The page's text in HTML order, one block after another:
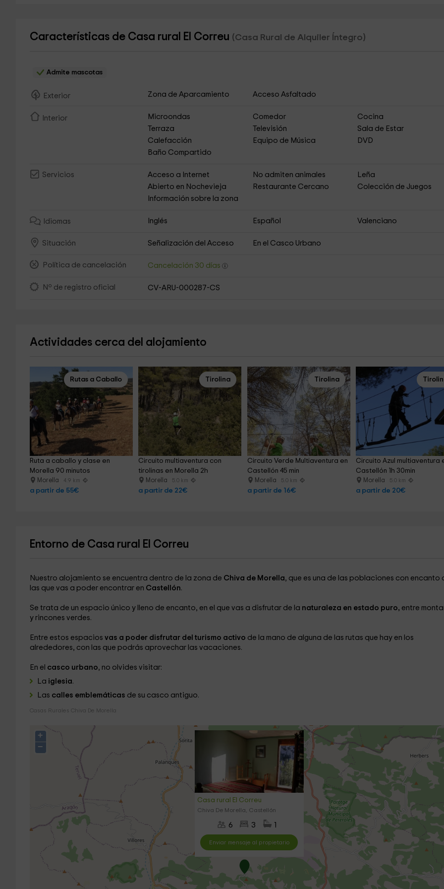
Características de Casa rural El Correu (Casa Rural de Alquiler Íntegro)
Admite mascotas
Exterior Zona de Aparcamiento Acceso Asfaltado
Interior Microondas Comedor
Cocina
Terraza
Televisión
Sala de Estar
Calefacción
Equipo de Música
DVD
Baño Compartido
Servicios Acceso a Internet No admiten animales
Leña
Abierto en Nochevieja
Restaurante Cercano
Colección de Juegos
Información sobre la zona
Idiomas Inglés Español Valenciano
Situación Señalización del Acceso En el Casco Urbano
Política de cancelación Cancelación 30 días
Nº de registro oficial CV-ARU-000287-CS
Actividades cerca del alojamiento
Rutas a Caballo
Ruta a caballo y clase en
Morella 90 minutos
Morella 4.9 km
a partir de 55€
Tirolina
Circuito multiaventura con
tirolinas en Morella 2h
Morella 5.0 km
a partir de 22€
Tirolina
Circuito Verde Multiaventura en
Castellón 45 min
Morella 5.0 km
a partir de 16€
Circuito Azul multiaventura
Castellón 1h 30min
Morella 5.0 km
a partir de 20€
Entorno de Casa rural El Correu
Nuestro alojamiento se encuentra dentro de la zona de Chiva de Morella, que es una de las poblaciones con encanto
las que vas a poder encontrar en Castellón.
Se trata de un espacio único y lleno de encanto, en el que vas a disfrutar de la naturaleza en estado puro, entre
y rincones verdes.
Entre estos espacios vas a poder disfrutar del turismo activo de la mano de alguna de las rutas que hay en los
alrededores, con las que podrás aprovechar las vacaciones.
En el casco urbano, no olvides visitar:
La iglesia.
Las calles emblemáticas de su casco antiguo.
Casas Rurales Chiva De Morella
Casa rural El Correu
Chiva De Morella, Castellón
6 3
Enviar mensaje al propietario
+
−